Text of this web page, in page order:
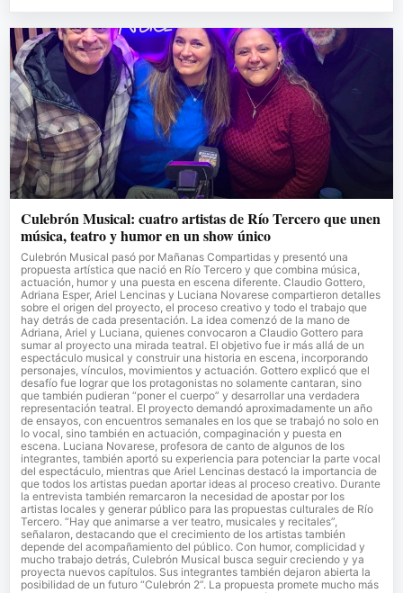
Culebrón Musical: cuatro artistas de Río Tercero que unen
música, teatro y humor en un show único
Culebrón Musical pasó por Mañanas Compartidas y presentó una
propuesta artística que nació en Río Tercero y que combina música,
actuación, humor y una puesta en escena diferente. Claudio Gottero,
Adriana Esper, Ariel Lencinas y Luciana Novarese compartieron detalles
sobre el origen del proyecto, el proceso creativo y todo el trabajo que
hay detrás de cada presentación. La idea comenzó de la mano de
Adriana, Ariel y Luciana, quienes convocaron a Claudio Gottero para
sumar al proyecto una mirada teatral. El objetivo fue ir más allá de un
espectáculo musical y construir una historia en escena, incorporando
personajes, vínculos, movimientos y actuación. Gottero explicó que el
desafío fue lograr que los protagonistas no solamente cantaran, sino
que también pudieran “poner el cuerpo” y desarrollar una verdadera
representación teatral. El proyecto demandó aproximadamente un año
de ensayos, con encuentros semanales en los que se trabajó no solo en
lo vocal, sino también en actuación, compaginación y puesta en
escena. Luciana Novarese, profesora de canto de algunos de los
integrantes, también aportó su experiencia para potenciar la parte vocal
del espectáculo, mientras que Ariel Lencinas destacó la importancia de
que todos los artistas puedan aportar ideas al proceso creativo. Durante
la entrevista también remarcaron la necesidad de apostar por los
artistas locales y generar público para las propuestas culturales de Río
Tercero. “Hay que animarse a ver teatro, musicales y recitales”,
señalaron, destacando que el crecimiento de los artistas también
depende del acompañamiento del público. Con humor, complicidad y
mucho trabajo detrás, Culebrón Musical busca seguir creciendo y ya
proyecta nuevos capítulos. Sus integrantes también dejaron abierta la
posibilidad de un futuro “Culebrón 2”. La propuesta promete mucho más